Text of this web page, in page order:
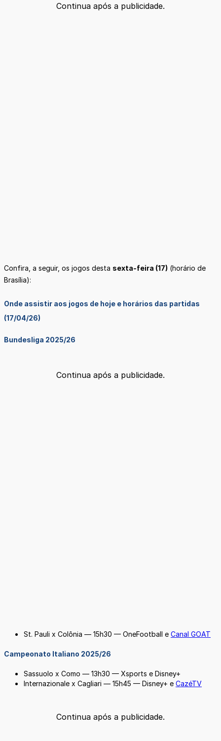
Continua após a publicidade.
Confira, a seguir, os jogos desta sexta-feira (17) (horário de
Brasília):
Onde assistir aos jogos de hoje e horários das partidas
(17/04/26)
Bundesliga 2025/26
Continua após a publicidade.
St. Pauli x Colônia — 15h30 — OneFootball e Canal GOAT
Campeonato Italiano 2025/26
Sassuolo x Como — 13h30 — Xsports e Disney+
Internazionale x Cagliari — 15h45 — Disney+ e CazéTV
Continua após a publicidade.